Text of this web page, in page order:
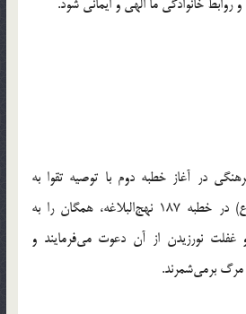
روابط خانوادگی ما الهی و ایمانی شود.
در آغاز خطبه دوم با توصیه تقوا به
نمازگزاران، گفت: امام علی(ع) در خطبه 187 نهج‌البلاغه، همگان را به
نورزیدن از آن دعوت می‌فرمایند و
مرگ برمی‌شمرند.